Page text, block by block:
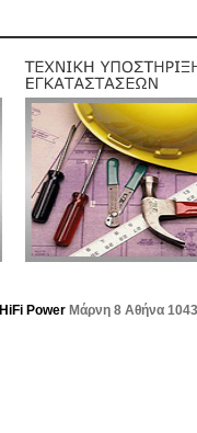
HiFi Power Μάρνη 8 Αθήνα